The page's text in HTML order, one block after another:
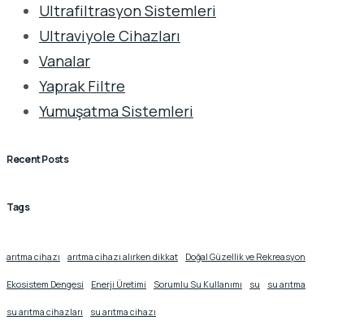
Ultrafiltrasyon Sistemleri
Ultraviyole Cihazları
Vanalar
Yaprak Filtre
Yumuşatma Sistemleri
Recent Posts
Tags
arıtma cihazı arıtma cihazı alırken dikkat Doğal Güzellik ve Rekreasyon
Ekosistem Dengesi Enerji Üretimi Sorumlu Su Kullanımı su su arıtma
su arıtma cihazları su arıtma cihazı